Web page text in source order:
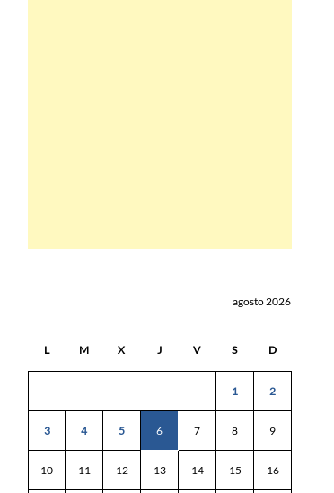
agosto 2026
L M X J V S D
1 2
3 4 5 6 7 8 9
10 11 12 13 14 15 16